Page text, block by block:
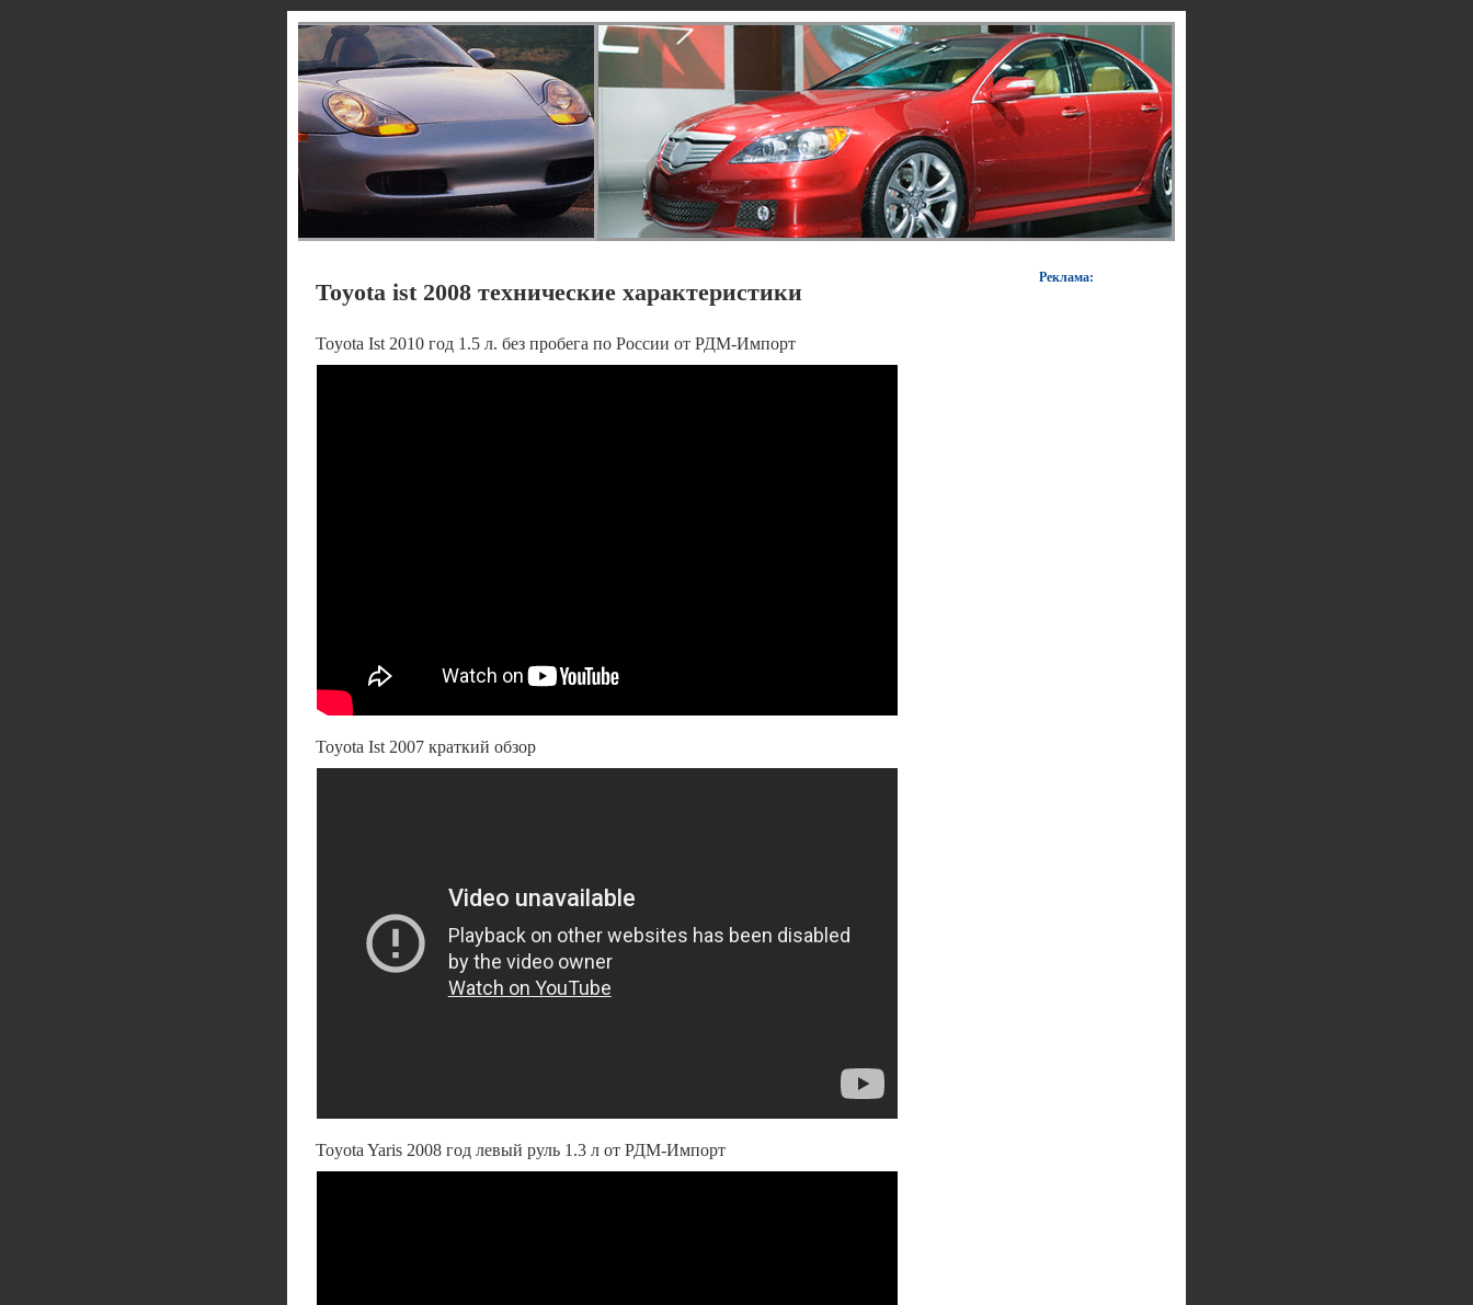
Toyota ist 2008 технические характеристики
Toyota Ist 2010 год 1.5 л. без пробега по России от РДМ-Импорт
Toyota Ist 2007 краткий обзор
Toyota Yaris 2008 год левый руль 1.3 л от РДМ-Импорт
Реклама: